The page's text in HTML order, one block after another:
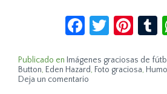
Facebook
Publicado en Imágenes graciosas de
Button, Eden Hazard, Foto graciosa,
Deja un comentario